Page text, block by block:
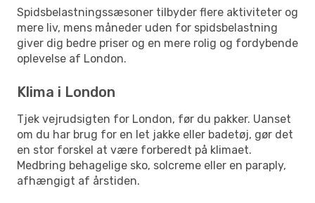
Spidsbelastningssæsoner tilbyder flere aktiviteter og
mere liv, mens måneder uden for spidsbelastning
giver dig bedre priser og en mere rolig og fordybende
oplevelse af London.
Klima i London
Tjek vejrudsigten for London, før du pakker. Uanset
om du har brug for en let jakke eller badetøj, gør det
en stor forskel at være forberedt på klimaet.
Medbring behagelige sko, solcreme eller en paraply,
afhængigt af årstiden.